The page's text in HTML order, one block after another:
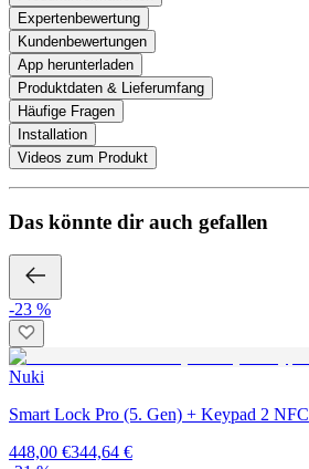
Expertenbewertung
Kundenbewertungen
App herunterladen
Produktdaten & Lieferumfang
Häufige Fragen
Installation
Videos zum Produkt
Das könnte dir auch gefallen
-23 %
Nuki
Smart Lock Pro (5. Gen) + Keypad 2 NFC
448,00 €344,64 €